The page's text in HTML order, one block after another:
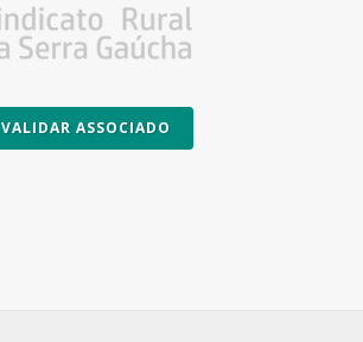
VALIDAR ASSOCIADO